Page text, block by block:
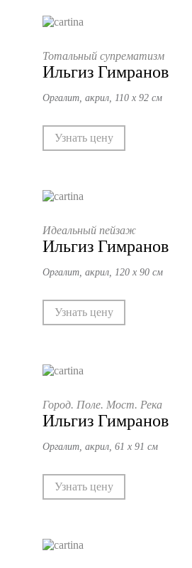
Тотальный супрематизм
Ильгиз Гимранов
Оргалит, акрил, 110 х 92 см
Узнать цену
Идеальный пейзаж
Ильгиз Гимранов
Оргалит, акрил, 120 х 90 см
Узнать цену
Город. Поле. Мост. Река
Ильгиз Гимранов
Оргалит, акрил, 61 х 91 см
Узнать цену